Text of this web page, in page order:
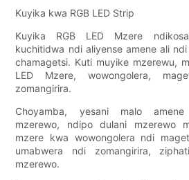
Kuyika kwa RGB LED Strip
Kuyika RGB LED Mzere
kuchitidwa ndi aliyense amene ali
chamagetsi. Kuti muyike mzerewu,
LED Mzere, wowongolera,
zomangirira.
Choyamba, yesani malo
mzerewo, ndipo dulani mzerewo
mzere kwa wowongolera ndi
umabwera ndi zomangirira,
mzerewo.